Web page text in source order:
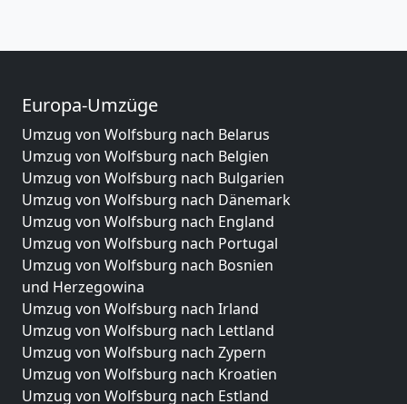
Europa-Umzüge
Umzug von Wolfsburg nach Belarus
Umzug von Wolfsburg nach Belgien
Umzug von Wolfsburg nach Bulgarien
Umzug von Wolfsburg nach Dänemark
Umzug von Wolfsburg nach England
Umzug von Wolfsburg nach Portugal
Umzug von Wolfsburg nach Bosnien
und Herzegowina
Umzug von Wolfsburg nach Irland
Umzug von Wolfsburg nach Lettland
Umzug von Wolfsburg nach Zypern
Umzug von Wolfsburg nach Kroatien
Umzug von Wolfsburg nach Estland